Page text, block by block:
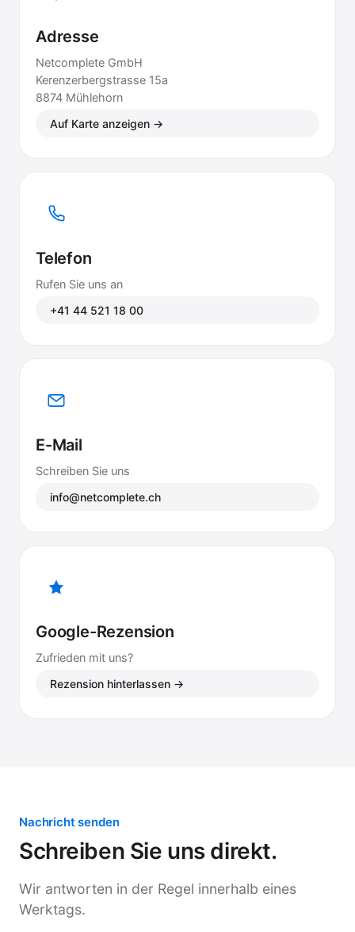
Adresse
Netcomplete GmbH
Kerenzerbergstrasse 15a
8874 Mühlehorn
Auf Karte anzeigen →
Telefon
Rufen Sie uns an
+41 44 521 18 00
E-Mail
Schreiben Sie uns
info@netcomplete.ch
Google-Rezension
Zufrieden mit uns?
Rezension hinterlassen →
Nachricht senden
Schreiben Sie uns direkt.
Wir antworten in der Regel innerhalb eines
Werktags.